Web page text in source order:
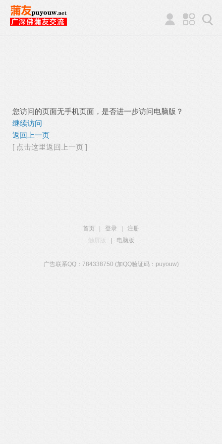
您访问的页面无手机页面，是否进一步访问电脑版？
继续访问
返回上一页
[ 点击这里返回上一页 ]
首页 登录
注册
触屏版
电脑版
广告联系QQ：784338750 (加QQ验证码：puyouw)